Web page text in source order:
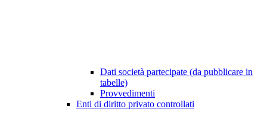
Dati società partecipate (da pubblicare in
tabelle)
Provvedimenti
Enti di diritto privato controllati